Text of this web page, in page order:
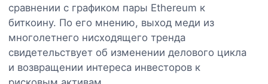
сравнении с графиком пары Ethereum к
биткоину. По его мнению, выход меди из
многолетнего нисходящего тренда
свидетельствует об изменении делового цикла
и возвращении интереса инвесторов к